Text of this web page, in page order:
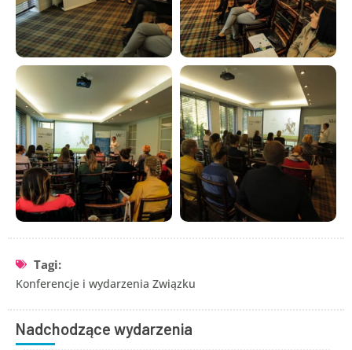
Tagi:
Konferencje i wydarzenia Związku
Nadchodzące wydarzenia